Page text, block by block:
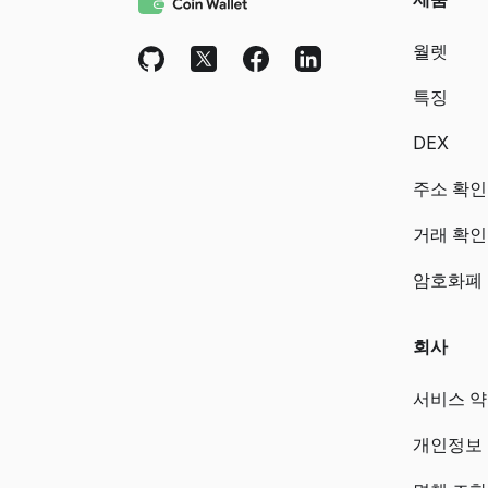
월렛
특징
DEX
주소 확인
거래 확인
암호화폐
회사
서비스
개인정보